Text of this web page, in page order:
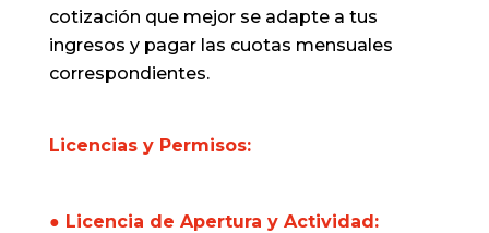
cotización que mejor se adapte a tus
ingresos y pagar las cuotas mensuales
correspondientes.
Licencias y Permisos:
● Licencia de Apertura y Actividad: